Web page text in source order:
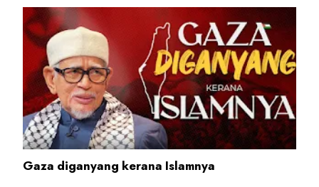
Gaza diganyang kerana Islamnya